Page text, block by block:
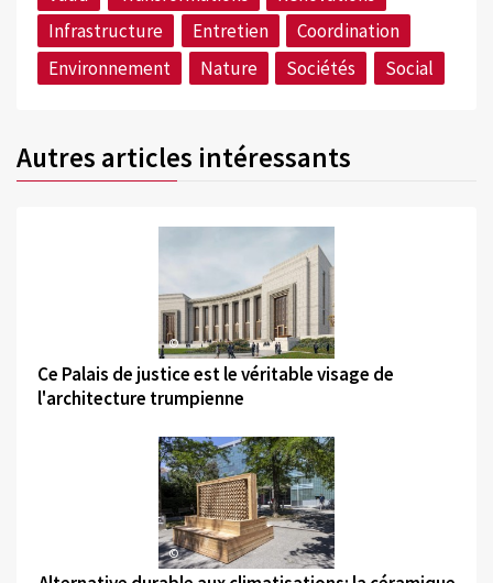
Infrastructure
Entretien
Coordination
Environnement
Nature Sociétés Social
Autres articles intéressants
©
Ce Palais de justice est le véritable visage de
l'architecture trumpienne
©